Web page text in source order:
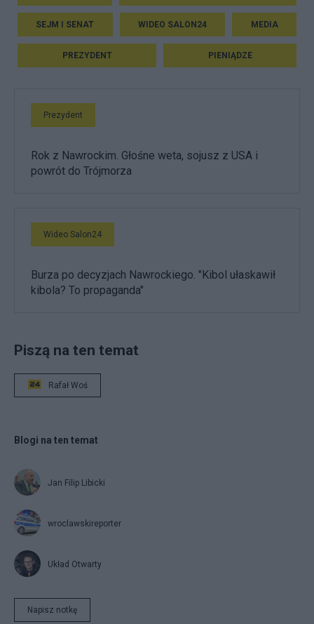
SEJM I SENAT WIDEO SALON24 MEDIA
PREZYDENT PIENIĄDZE
Prezydent
Rok z Nawrockim. Głośne weta, sojusz z USA i
powrót do Trójmorza
Wideo Salon24
Burza po decyzjach Nawrockiego. "Kibol ułaskawił
kibola? To propaganda"
Piszą na ten temat
Rafał Woś
Blogi na ten temat
Jan Filip Libicki
wroclawskireporter
Układ Otwarty
Napisz notkę